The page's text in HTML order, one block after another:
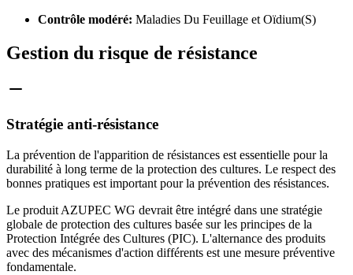
Contrôle modéré: Maladies Du Feuillage et Oïdium(S)
Gestion du risque de résistance
Stratégie anti-résistance
La prévention de l'apparition de résistances est essentielle pour la
durabilité à long terme de la protection des cultures. Le respect des
bonnes pratiques est important pour la prévention des résistances.
Le produit AZUPEC WG devrait être intégré dans une stratégie
globale de protection des cultures basée sur les principes de la
Protection Intégrée des Cultures (PIC). L'alternance des produits
avec des mécanismes d'action différents est une mesure préventive
fondamentale.